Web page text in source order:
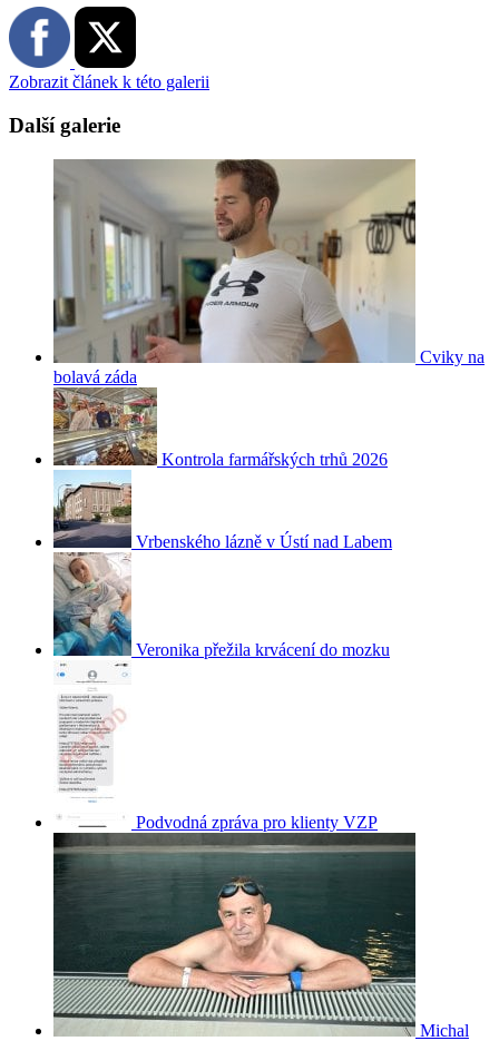
Zobrazit článek k této galerii
Další galerie
Cviky na
bolavá záda
Kontrola farmářských trhů 2026
Vrbenského lázně v Ústí nad Labem
Veronika přežila krvácení do mozku
Podvodná zpráva pro klienty VZP
Michal